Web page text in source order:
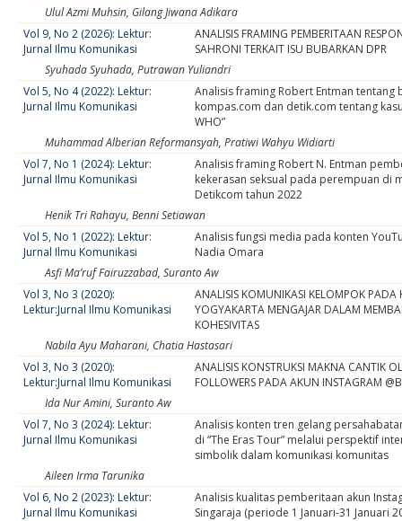
Ulul Azmi Muhsin, Gilang Jiwana Adikara
Vol 9, No 2 (2026): Lektur:
Jurnal Ilmu Komunikasi
ANALISIS FRAMING PEMBERITAAN
SAHRONI TERKAIT ISU BUBARKAN DPR
Syuhada Syuhada, Putrawan Yuliandri
Vol 5, No 4 (2022): Lektur:
Jurnal Ilmu Komunikasi
Analisis framing Robert Entman tentang
kompas.com dan detik.com tentang
WHO”
Muhammad Alberian Reformansyah, Pratiwi Wahyu Widiarti
Vol 7, No 1 (2024): Lektur:
Jurnal Ilmu Komunikasi
Analisis framing Robert N. Entman
kekerasan seksual pada perempuan di
Detikcom tahun 2022
Henik Tri Rahayu, Benni Setiawan
Vol 5, No 1 (2022): Lektur:
Jurnal Ilmu Komunikasi
Analisis fungsi media pada konten
Nadia Omara
Asfi Ma’ruf Fairuzzabad, Suranto Aw
Vol 3, No 3 (2020):
Lektur:Jurnal Ilmu Komunikasi
ANALISIS KOMUNIKASI KELOMPOK PADA
YOGYAKARTA MENGAJAR DALAM
KOHESIVITAS
Nabila Ayu Maharani, Chatia Hastasari
Vol 3, No 3 (2020):
Lektur:Jurnal Ilmu Komunikasi
ANALISIS KONSTRUKSI MAKNA CANTIK
FOLLOWERS PADA AKUN INSTAGRAM
Ida Nur Amini, Suranto Aw
Vol 7, No 3 (2024): Lektur:
Jurnal Ilmu Komunikasi
Analisis konten tren gelang
di “The Eras Tour” melalui perspektif
simbolik dalam komunikasi komunitas
Aileen Irma Tarunika
Vol 6, No 2 (2023): Lektur:
Jurnal Ilmu Komunikasi
Analisis kualitas pemberitaan akun
Singaraja (periode 1 Januari-31 Januari